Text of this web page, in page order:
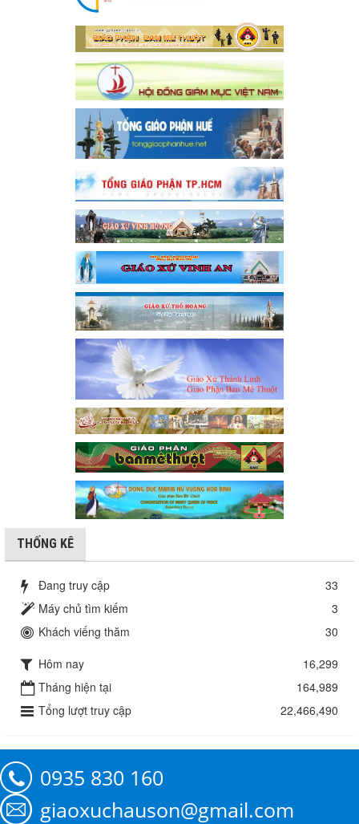
THỐNG KÊ
Đang truy cập
33
Máy chủ tìm kiếm
3
Khách viếng thăm
30
Hôm nay
16,299
Tháng hiện tại
164,989
Tổng lượt truy cập
22,466,490
0935 830 160
giaoxuchauson@gmail.com